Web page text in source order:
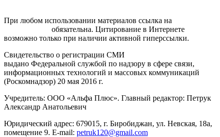
При любом использовании материалов ссылка на
обязательна. Цитирование в Интернете
возможно только при наличии активной гиперссылки.
Свидетельство о регистрации СМИ
выдано Федеральной службой по надзору в сфере связи,
информационных технологий и массовых коммуникаций
(Роскомнадзор) 20 мая 2016 г.
Учредитель: ООО «Альфа Плюс». Главный редактор: Петрук
Александр Анатольевич
Юридический адрес: 679015, г. Биробиджан, ул. Невская, 18а,
помещение 9. E-mail: petruk120@gmail.com